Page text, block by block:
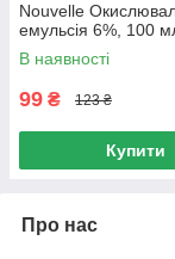
Nouvelle
емульсія 6%, 100
В наявності
99 ₴ 123 ₴
Купити
Про нас